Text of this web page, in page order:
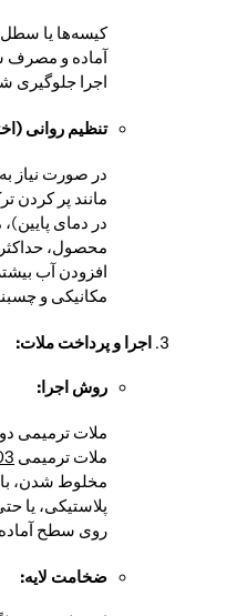
کیسه‌ها یا
آماده و مصرف
اجرا جلوگیری
تنظیم روانی
در صورت نیاز
مانند پر کردن
افزودن آب
مکانیکی و
اجرا و پرداخت ملات:
روش اجرا:
ملات ترمیمی
مخلوط شدن، با
پلاستیکی، یا
روی سطح
ضخامت لایه: